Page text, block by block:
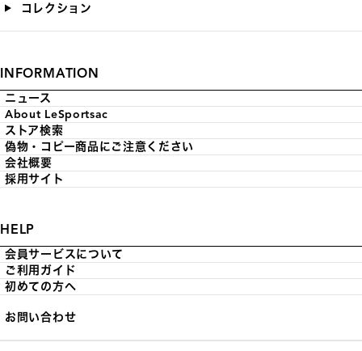
コレクション
INFORMATION
ニュース
About LeSportsac
ストア検索
偽物・コピー商品にご注意ください
会社概要
採用サイト
HELP
会員サービスについて
ご利用ガイド
初めての方へ
お問い合わせ